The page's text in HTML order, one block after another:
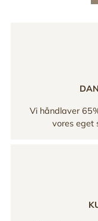
Vi håndlaver
vores eget